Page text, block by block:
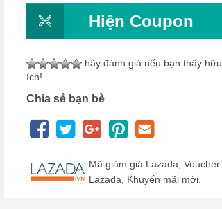
Hiện Coupon
hãy đánh giá nếu bạn thấy hữu
ích!
Chia sẻ bạn bè
Mã giảm giá Lazada, Voucher
Lazada, Khuyến mãi mới.